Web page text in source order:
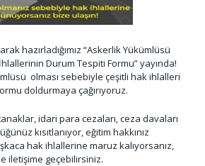
hazırladığımız “Askerlik Yükümlüsü
Durum Tespiti Formu” yayında!
olması sebebiyle çeşitli hak ihlalleri
doldurmaya çağırıyoruz.
idari para cezaları, ceza davaları
kısıtlanıyor, eğitim hakkınız
hak ihlallerine maruz kalıyorsanız,
iletişime geçebilirsiniz.